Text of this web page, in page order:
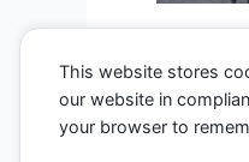
←Entrada
This website stores
our website in
your browser to